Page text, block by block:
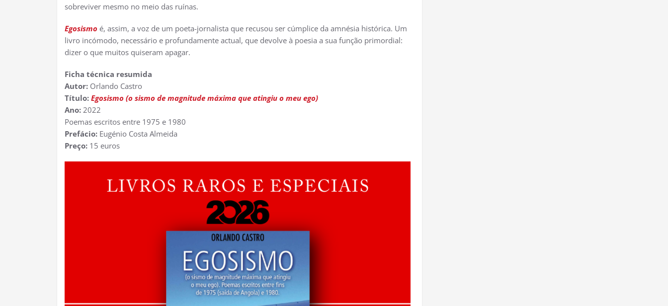
sobreviver mesmo no meio das ruínas.
Egosismo é, assim, a voz de um poeta-jornalista que recusou ser cúmplice da amnésia histórica. Um
livro incómodo, necessário e profundamente actual, que devolve à poesia a sua função primordial:
dizer o que muitos quiseram apagar.
Ficha técnica resumida
Autor: Orlando Castro
Título: Egosismo (o sismo de magnitude máxima que atingiu o meu ego)
Ano: 2022
Poemas escritos entre 1975 e 1980
Prefácio: Eugénio Costa Almeida
Preço: 15 euros